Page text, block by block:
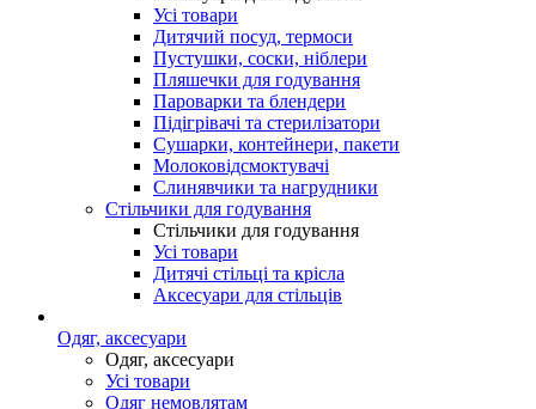
Усі товари
Дитячий посуд, термоси
Пустушки, соски, ніблери
Пляшечки для годування
Пароварки та блендери
Підігрівачі та стерилізатори
Сушарки, контейнери, пакети
Молоковідсмоктувачі
Слинявчики та нагрудники
Стільчики для годування
Стільчики для годування
Усі товари
Дитячі стільці та крісла
Аксесуари для стільців
Одяг, аксесуари
Одяг, аксесуари
Усі товари
Одяг немовлятам